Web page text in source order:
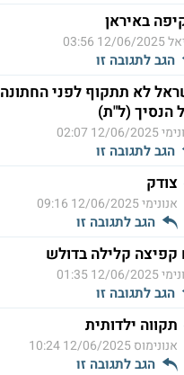
באיראן
12/06/2025 03:56
הגב לתגובה זו
לא תתקוף לפני החתונה
הנסיך (ל"ת)
12/06/2025 02:07
הגב לתגובה זו
צודק
אנונימי12/06/2025 09:16
הגב לתגובה זו
קפיצה קלילה בדולש
12/06/2025 01:35
הגב לתגובה זו
תקווה ילדותית
אנונימוס12/06/2025 10:24
הגב לתגובה זו